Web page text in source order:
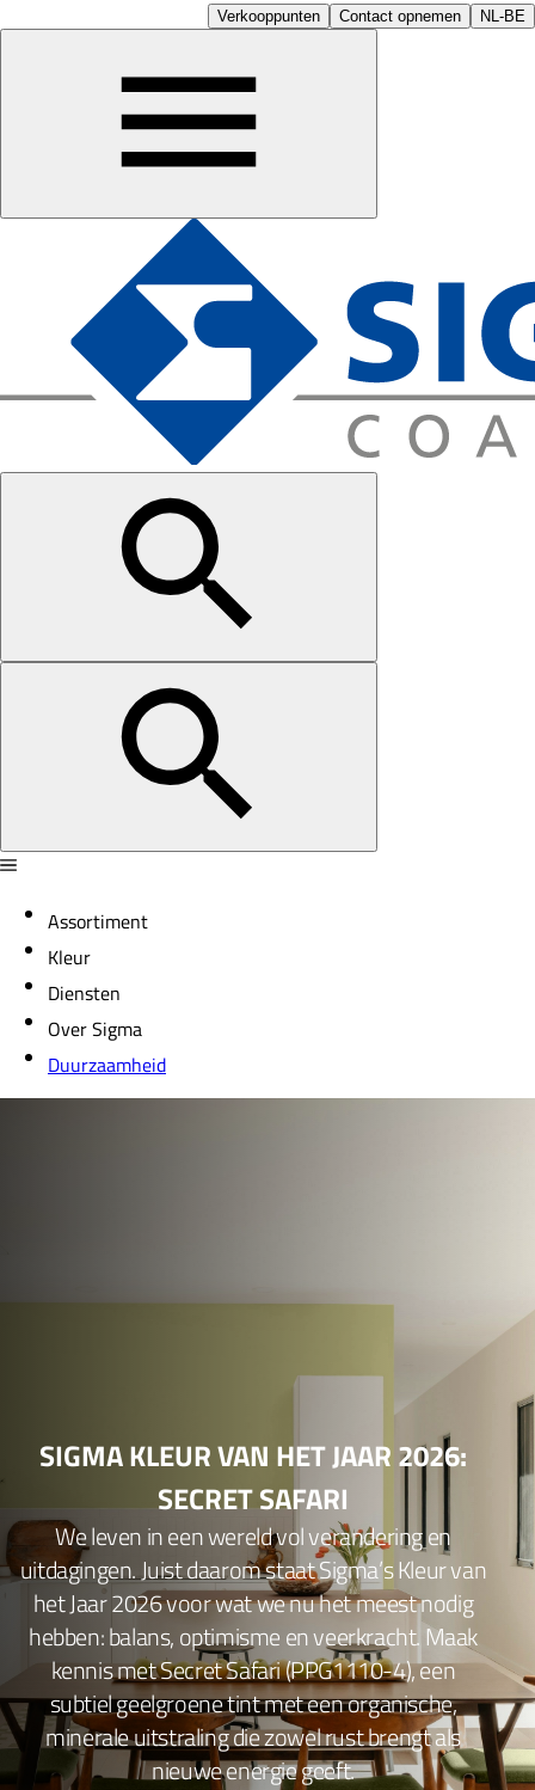
Verkooppunten Contact opnemen NL-BE
Assortiment
Kleur
Diensten
Over Sigma
Duurzaamheid
SIGMA KLEUR VAN HET JAAR 2026:
SECRET SAFARI
We leven in een wereld vol verandering en
uitdagingen. Juist daarom staat Sigma’s Kleur van
het Jaar 2026 voor wat we nu het meest nodig
hebben: balans, optimisme en veerkracht. Maak
kennis met Secret Safari (PPG1110-4), een
subtiel geelgroene tint met een organische,
minerale uitstraling die zowel rust brengt als
nieuwe energie geeft.